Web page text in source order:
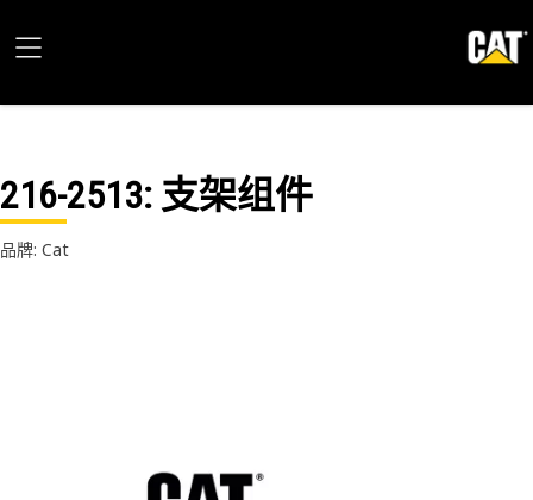
216-2513: 支架组件
品牌: Cat